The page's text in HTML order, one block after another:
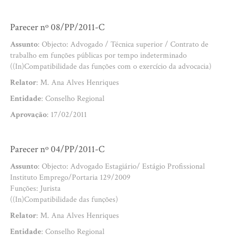
Parecer nº 08/PP/2011-C
Assunto: Objecto: Advogado / Técnica superior / Contrato de
trabalho em funções públicas por tempo indeterminado
((In)Compatibilidade das funções com o exercício da advocacia)
Relator: M. Ana Alves Henriques
Entidade: Conselho Regional
Aprovação: 17/02/2011
Parecer nº 04/PP/2011-C
Assunto: Objecto: Advogado Estagiário/ Estágio Profissional
Instituto Emprego/Portaria 129/2009
Funções: Jurista
((In)Compatibilidade das funções)
Relator: M. Ana Alves Henriques
Entidade: Conselho Regional